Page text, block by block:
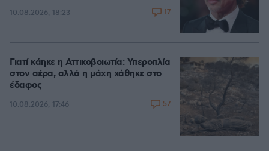
10.08.2026, 18:23 17
Γιατί κάηκε η Αττικοβοιωτία: Υπεροπλία
στον αέρα, αλλά η μάχη χάθηκε στο
έδαφος
10.08.2026, 17:46 57